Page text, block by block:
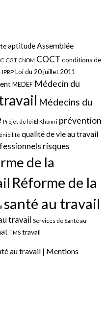
aptitudeAssemblée
CGT CNOM COCT conditions de
IPRP Loi du 20 juillet 2011
MEDEF Médecin du
Médecins du
Projet de loi El Khomri prévention
qualité de vie au travail
risques
de la
Réforme de la
santé au travail
travail Services de Santé au
TMS travail
au travail | Mentions